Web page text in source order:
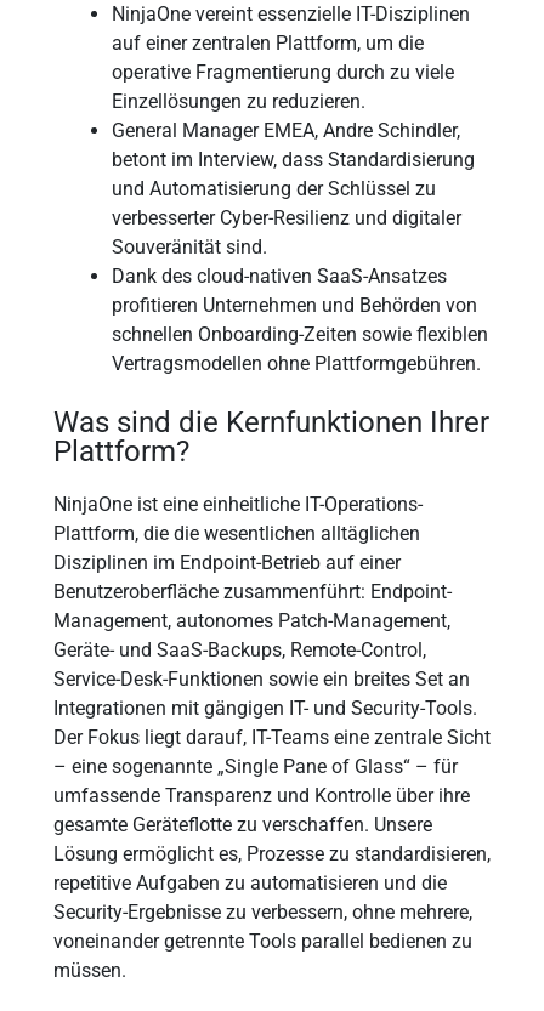
NinjaOne vereint essenzielle IT-Disziplinen
auf einer zentralen Plattform, um die
operative Fragmentierung durch zu viele
Einzellösungen zu reduzieren.
General Manager EMEA, Andre Schindler,
betont im Interview, dass Standardisierung
und Automatisierung der Schlüssel zu
verbesserter Cyber-Resilienz und digitaler
Souveränität sind.
Dank des cloud-nativen SaaS-Ansatzes
profitieren Unternehmen und Behörden von
schnellen Onboarding-Zeiten sowie flexiblen
Vertragsmodellen ohne Plattformgebühren.
Was sind die Kernfunktionen Ihrer
Plattform?
NinjaOne ist eine einheitliche IT-Operations-
Plattform, die die wesentlichen alltäglichen
Disziplinen im Endpoint-Betrieb auf einer
Benutzeroberfläche zusammenführt: Endpoint-
Management, autonomes Patch-Management,
Geräte- und SaaS-Backups, Remote-Control,
Service-Desk-Funktionen sowie ein breites Set an
Integrationen mit gängigen IT- und Security-Tools.
Der Fokus liegt darauf, IT-Teams eine zentrale Sicht
– eine sogenannte „Single Pane of Glass“ – für
umfassende Transparenz und Kontrolle über ihre
gesamte Geräteflotte zu verschaffen. Unsere
Lösung ermöglicht es, Prozesse zu standardisieren,
repetitive Aufgaben zu automatisieren und die
Security-Ergebnisse zu verbessern, ohne mehrere,
voneinander getrennte Tools parallel bedienen zu
müssen.